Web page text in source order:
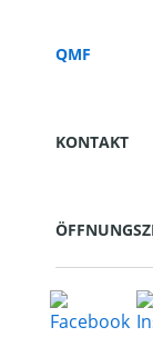
QMF
KONTAKT